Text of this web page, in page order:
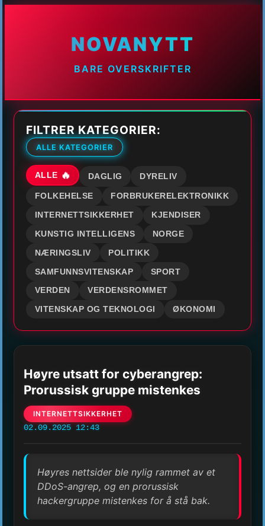
NOVANYTT
BARE OVERSKRIFTER
FILTRER KATEGORIER:
ALLE KATEGORIER
ALLE DAGLIG DYRELIV
FOLKEHELSE FORBRUKERELEKTRONIKK
INTERNETTSIKKERHET KJENDISER
KUNSTIG INTELLIGENS NORGE
NÆRINGSLIV POLITIKK
SAMFUNNSVITENSKAP SPORT
VERDEN VERDENSROMMET
VITENSKAP OG TEKNOLOGI ØKONOMI
Høyre utsatt for cyberangrep:
Prorussisk gruppe mistenkes
INTERNETTSIKKERHET
02.09.2025 12:43
Høyres nettsider ble nylig rammet av et
DDoS-angrep, og en prorussisk
hackergruppe mistenkes for å stå bak.